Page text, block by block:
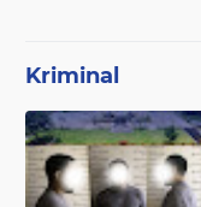
Kriminal